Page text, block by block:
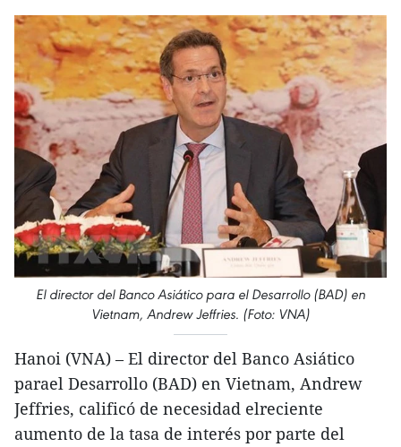
El director del Banco Asiático para el Desarrollo (BAD) en
Vietnam, Andrew Jeffries. (Foto: VNA)
Hanoi (VNA) – El director del Banco Asiático
parael Desarrollo (BAD) en Vietnam, Andrew
Jeffries, calificó de necesidad elreciente
aumento de la tasa de interés por parte del